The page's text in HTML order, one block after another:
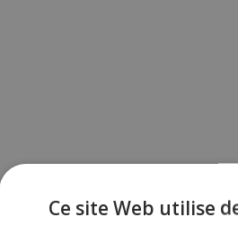
Ce site Web utilise